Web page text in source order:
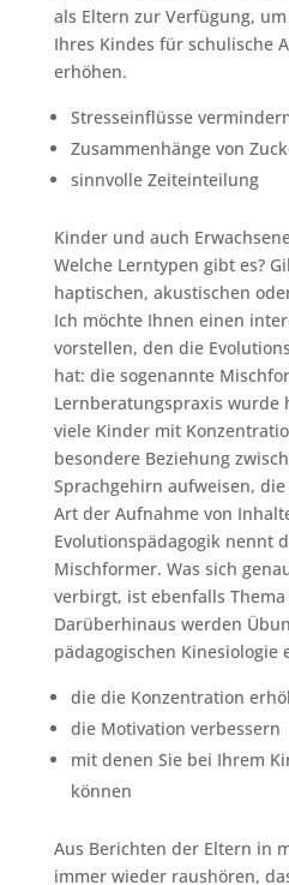
als Eltern zur Verfügung,
Ihres Kindes für schulische
erhöhen.
Stresseinflüsse
Zusammenhänge von
sinnvolle Zeiteinteilung
Kinder und auch
Welche Lerntypen gibt es?
haptischen, akustischen
Ich möchte Ihnen einen
vorstellen, den die
hat: die sogenannte
Lernberatungspraxis wurde
viele Kinder mit
besondere Beziehung
Sprachgehirn aufweisen,
Art der Aufnahme von
Evolutionspädagogik nennt
Mischformer. Was sich
verbirgt, ist ebenfalls Thema
Darüberhinaus werden
pädagogischen Kinesiologie
die die Konzentration
die Motivation verbessern
mit denen Sie bei Ihrem
können
Aus Berichten der Eltern in
immer wieder raushören,